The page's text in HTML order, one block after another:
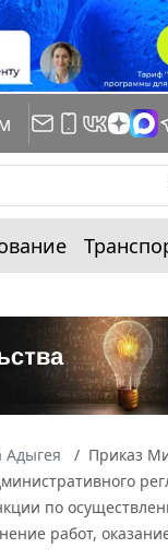
Адыгея
Приказ
по
работ,